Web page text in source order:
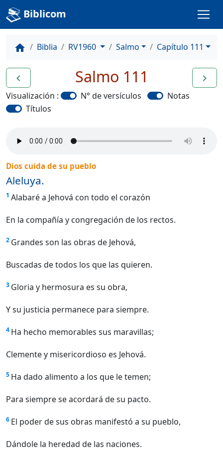
Biblicom
home Biblia RV1960 Salmo Capítulo 111
navigate_before navigate_next
Salmo 111
Visualización : N° de versículos
Notas
Títulos
Dios cuida de su pueblo
Aleluya.
1 Alabaré a Jehová con todo el corazón
En la compañía y congregación de los rectos.
2 Grandes son las obras de Jehová,
Buscadas de todos los que las quieren.
3 Gloria y hermosura es su obra,
Y su justicia permanece para siempre.
4 Ha hecho memorables sus maravillas;
Clemente y misericordioso es Jehová.
5 Ha dado alimento a los que le temen;
Para siempre se acordará de su pacto.
6 El poder de sus obras manifestó a su pueblo,
Dándole la heredad de las naciones.